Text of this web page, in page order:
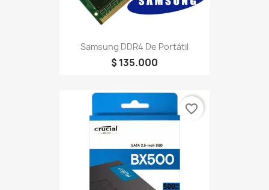
Samsung DDR4 De Portátil
$ 135.000
favorite_border